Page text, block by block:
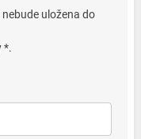
uložena do
*.